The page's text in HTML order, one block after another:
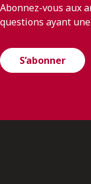
Abonnez-vous aux
questions ayant
S’abonner